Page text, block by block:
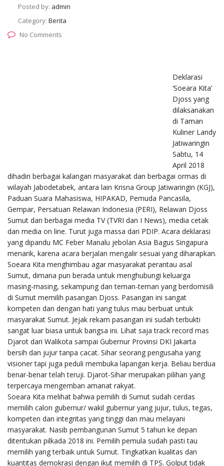
Posted by: admin
Category: Berita
No Comments
Deklarasi
‘Soeara Kita’
Djoss yang
dilaksanakan
di Taman
Kuliner Landy
Jatiwaringin
Sabtu, 14
April 2018
dihadiri berbagai kalangan masyarakat dan berbagai ormas di
wilayah Jabodetabek, antara lain Krisna Group Jatiwaringin (KGJ),
Paduan Suara Mahasiswa, HIPAKAD, Pemuda Pancasila,
Gempar, Persatuan Relawan Indonesia (PERI), Relawan Djoss
Sumut dan berbagai media TV (TVRI dan I News), media cetak
dan media on line. Turut juga massa dari PDIP. Acara deklarasi
yang dipandu MC Feber Manalu jebolan Asia Bagus Singapura
menarik, karena acara berjalan mengalir sesuai yang diharapkan.
Soeara Kita menghimbau agar masyarakat perantau asal
Sumut, dimana pun berada untuk menghubungi keluarga
masing-masing, sekampung dan teman-teman yang berdomisili
di Sumut memilih pasangan Djoss. Pasangan ini sangat
kompeten dan dengan hati yang tulus mau berbuat untuk
masyarakat Sumut. Jejak rekam pasangan ini sudah terbukti
sangat luar biasa untuk bangsa ini. Lihat saja track record mas
Djarot dari Walikota sampai Gubernur Provinsi DKI Jakarta
bersih dan jujur tanpa cacat. Sihar seorang pengusaha yang
visioner tapi juga peduli membuka lapangan kerja. Beliau berdua
benar-benar telah teruji. Djarot-Sihar merupakan pilihan yang
terpercaya mengemban amanat rakyat.
Soeara Kita melihat bahwa pemilih di Sumut sudah cerdas
memilih calon gubernur/ wakil gubernur yang jujur, tulus, tegas,
kompeten dan integritas yang tinggi dan mau melayani
masyarakat. Nasib pembangunan Sumut 5 tahun ke depan
ditentukan pilkada 2018 ini. Pemilih pemula sudah pasti tau
memilih yang terbaik untuk Sumut. Tingkatkan kualitas dan
kuantitas demokrasi dengan ikut memilih di TPS. Golput tidak